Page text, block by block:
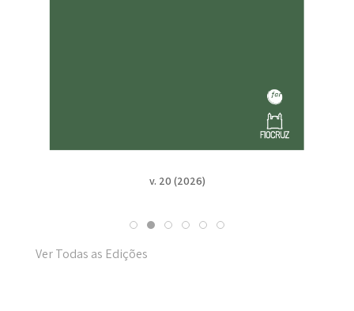
v. 20 (2026)
Ver Todas as Edições